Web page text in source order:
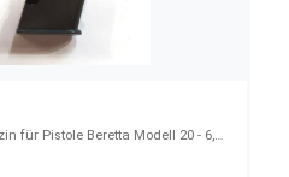
Originalmagazin für Pistole Beretta Modell 20 - 6,35mmBrowning - 8 Schuss